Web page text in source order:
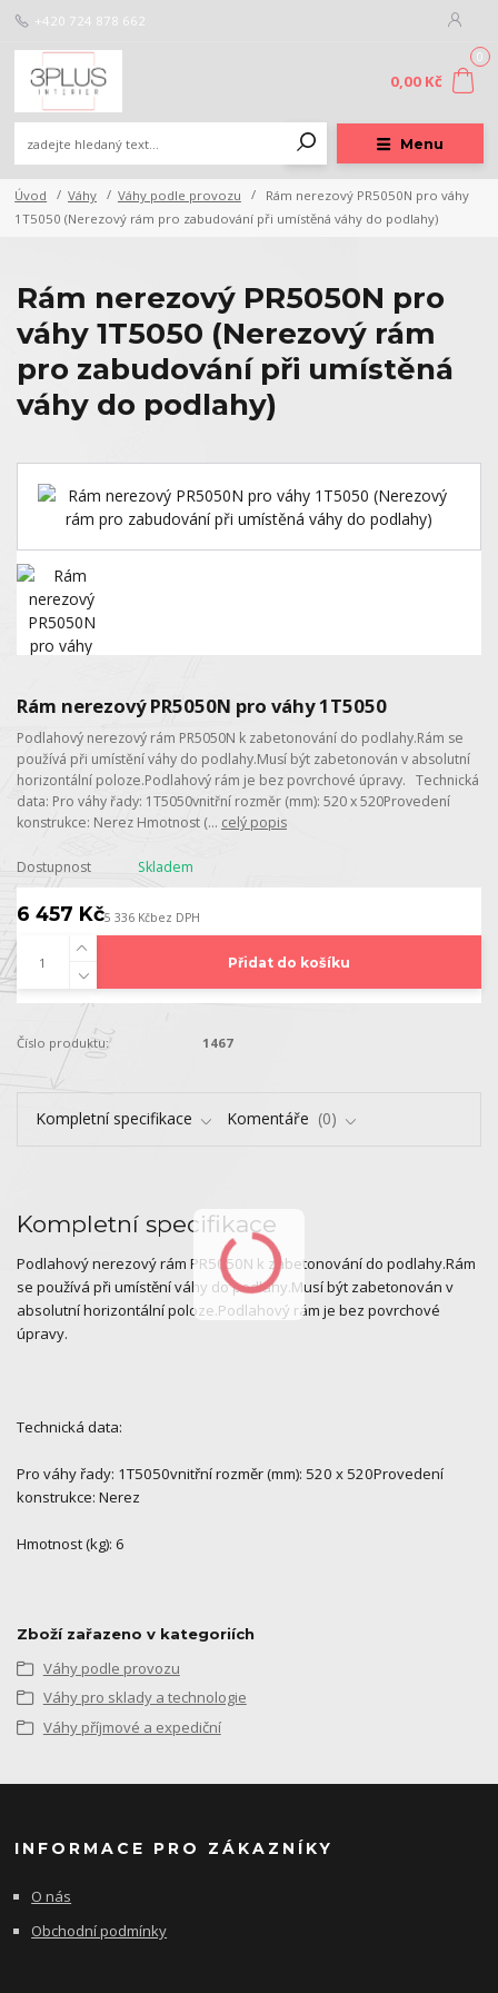
Menu
+420 724 878 662
0
0,00 Kč
Úvod Váhy Váhy podle provozu
Rám nerezový PR5050N pro váhy
1T5050 (Nerezový rám pro zabudování při umístěná váhy do podlahy)
Rám nerezový PR5050N pro
váhy 1T5050 (Nerezový rám
pro zabudování při umístěná
váhy do podlahy)
Rám nerezový PR5050N pro váhy 1T5050
Podlahový nerezový rám PR5050N k zabetonování do podlahy.Rám se
používá při umístění váhy do podlahy.Musí být zabetonován v absolutní
horizontální poloze.Podlahový rám je bez povrchové úpravy. Technická
data: Pro váhy řady: 1T5050vnitřní rozměr (mm): 520 x 520Provedení
konstrukce: Nerez Hmotnost (... celý popis
Dostupnost Skladem
6 457 Kč5 336 Kčbez DPH
Přidat do košíku
Číslo produktu: 1467
Kompletní specifikace Komentáře 0
Kompletní specifikace
Podlahový nerezový rám PR5050N k zabetonování do podlahy.Rám
se používá při umístění váhy do podlahy.Musí být zabetonován v
absolutní horizontální poloze.Podlahový rám je bez povrchové
úpravy.
Technická data:
Pro váhy řady: 1T5050vnitřní rozměr (mm): 520 x 520Provedení
konstrukce: Nerez
Hmotnost (kg): 6
Zboží zařazeno v kategoriích
Váhy podle provozu
Váhy pro sklady a technologie
Váhy příjmové a expediční
INFORMACE PRO ZÁKAZNÍKY
O nás
Obchodní podmínky